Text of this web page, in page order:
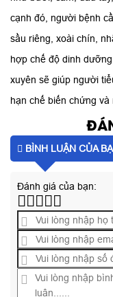
cạnh đó, người bệnh
sầu riêng, xoài chín,
hợp chế độ dinh
xuyên sẽ giúp người
hạn chế biến chứng
BÌNH LUẬN CỦA
Đánh giá của bạn: